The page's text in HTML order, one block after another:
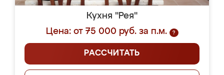
Кухня "Рея"
Цена: от 75 000 руб. за п.м.
?
РАССЧИТАТЬ